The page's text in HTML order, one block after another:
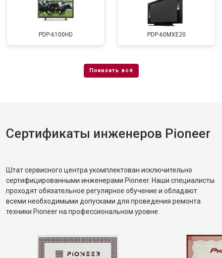
PDP-6100HD PDP-60MXE20
Сертификаты инженеров Pioneer
Штат сервисного центра укомплектован исключительно
сертифицированными инженерами Pioneer. Наши специалисты
проходят обязательное регулярное обучение и обладают
всеми необходимыми допусками для проведения ремонта
техники Pioneer на профессиональном уровне.